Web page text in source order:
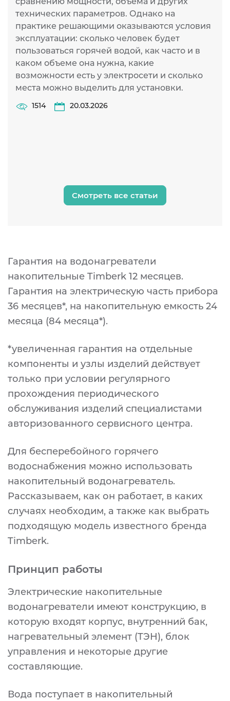
технических параметров. Однако на
практике решающими оказываются условия
эксплуатации: сколько человек будет
пользоваться горячей водой, как часто и в
каком объеме она нужна, какие
возможности есть у электросети и сколько
места можно выделить для установки.
1514 20.03.2026
Смотреть все статьи
Гарантия на водонагреватели
накопительные Timberk 12 месяцев.
Гарантия на электрическую часть прибора
36 месяцев*, на накопительную емкость 24
месяца (84 месяца*).
*увеличенная гарантия на отдельные
компоненты и узлы изделий действует
только при условии регулярного
прохождения периодического
обслуживания изделий специалистами
авторизованного сервисного центра.
Для бесперебойного горячего
водоснабжения можно использовать
накопительный водонагреватель.
Рассказываем, как он работает, в каких
случаях необходим, а также как выбрать
подходящую модель известного бренда
Timberk.
Принцип работы
Электрические накопительные
водонагреватели имеют конструкцию, в
которую входят корпус, внутренний бак,
нагревательный элемент (ТЭН), блок
управления и некоторые другие
составляющие.
Вода поступает в накопительный